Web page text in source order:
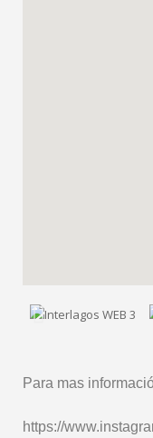
Para mas
https://